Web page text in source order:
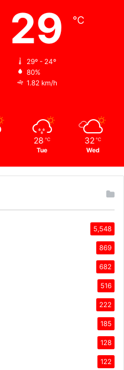
29 ℃
29º - 24º
80%
1.82 km/h
28 ℃
Tue
32 ℃
Wed
5,548
869
682
516
222
185
128
122